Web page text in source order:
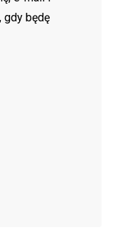
gdy będę